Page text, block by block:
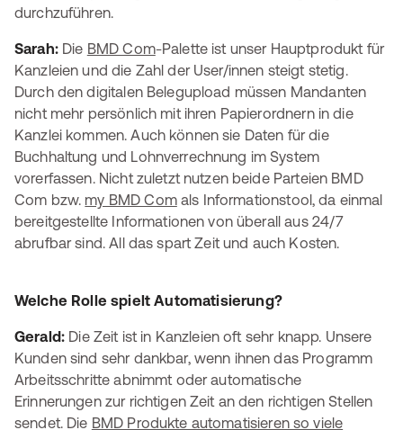
durchzuführen.
Sarah: Die BMD Com-Palette ist unser Hauptprodukt für
Kanzleien und die Zahl der User/innen steigt stetig.
Durch den digitalen Belegupload müssen Mandanten
nicht mehr persönlich mit ihren Papierordnern in die
Kanzlei kommen. Auch können sie Daten für die
Buchhaltung und Lohnverrechnung im System
vorerfassen. Nicht zuletzt nutzen beide Parteien BMD
Com bzw. my BMD Comals Informationstool, da einmal
bereitgestellte Informationen von überall aus 24/7
abrufbar sind. All das spart Zeit und auch Kosten.
Welche Rolle spielt Automatisierung?
Gerald: Die Zeit ist in Kanzleien oft sehr knapp. Unsere
Kunden sind sehr dankbar, wenn ihnen das Programm
Arbeitsschritte abnimmt oder automatische
Erinnerungen zur richtigen Zeit an den richtigen Stellen
sendet. Die BMD Produkte automatisieren so viele